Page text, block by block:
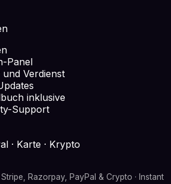
Panel
Verdienst
inklusive
Support
· Karte · Krypto
Razorpay, PayPal & Crypto · Instant